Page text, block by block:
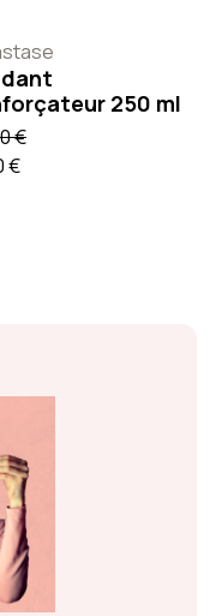
250 ml
€
€